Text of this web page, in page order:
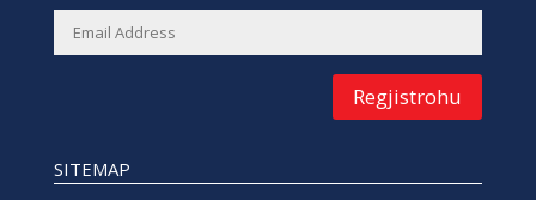
Regjistrohu
SITEMAP